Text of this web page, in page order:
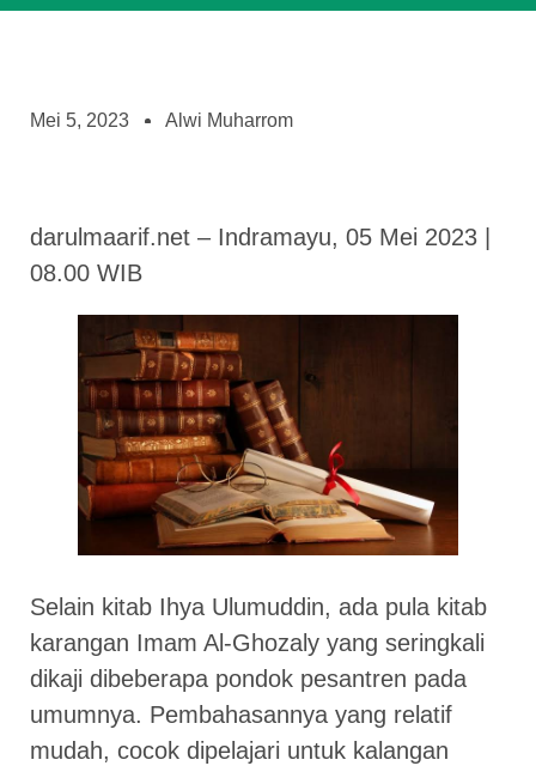
Mei 5, 2023 Alwi Muharrom
darulmaarif.net – Indramayu, 05 Mei 2023 |
08.00 WIB
Selain kitab Ihya Ulumuddin, ada pula kitab
karangan Imam Al-Ghozaly yang seringkali
dikaji dibeberapa pondok pesantren pada
umumnya. Pembahasannya yang relatif
mudah, cocok dipelajari untuk kalangan